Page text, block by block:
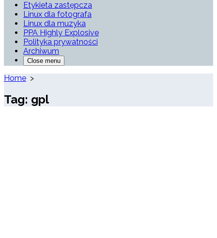
Etykieta zastępcza
Linux dla fotografa
Linux dla muzyka
PPA Highly Explosive
Polityka prywatności
Archiwum
Close menu
Home >
Tag: gpl